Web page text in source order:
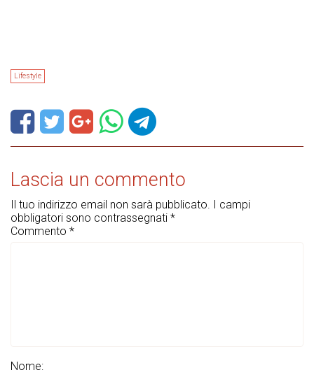
Lifestyle
Lascia un commento
Il tuo indirizzo email non sarà pubblicato. I campi
obbligatori sono contrassegnati *
Commento *
Nome: